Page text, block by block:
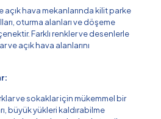
hava mekanlarında kilit parke
oturma alanları ve döşeme
Farklı renkler ve desenlerle
açık hava alanlarını
ve sokaklar için mükemmel bir
büyük yükleri kaldırabilme